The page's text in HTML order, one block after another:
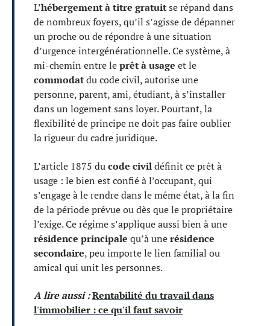
L’hébergement à titre gratuitse répand dans
de nombreux foyers, qu’il s’agisse de dépanner
un proche ou de répondre à une situation
d’urgence intergénérationnelle. Ce système, à
mi-chemin entre leprêt à usage et le
commodatdu code civil, autorise une
personne, parent, ami, étudiant, à s’installer
dans un logement sans loyer. Pourtant, la
flexibilité de principe ne doit pas faire oublier
la rigueur du cadre juridique.
L’article 1875 ducode civildéfinit ce prêt à
usage : le bien est confié à l’occupant, qui
s’engage à le rendre dans le même état, à la fin
de la période prévue ou dès que le propriétaire
l’exige. Ce régime s’applique aussi bien à une
résidence principale qu’à unerésidence
secondaire, peu importe le lien familial ou
amical qui unit les personnes.
A lire aussi :Rentabilité du travail dans
l'immobilier : ce qu'il faut savoir